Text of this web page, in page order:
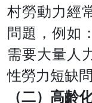
村勞動力經
問題，例如
需要大量人
性勞力短缺
（二）高齡